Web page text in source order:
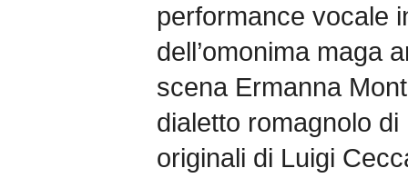
performance vocale
dell’omonima maga
scena Ermanna
dialetto romagnolo
originali di Luigi